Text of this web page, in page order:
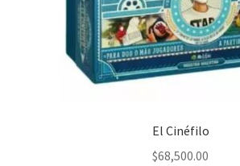
El Cinéfilo
$68,500.00